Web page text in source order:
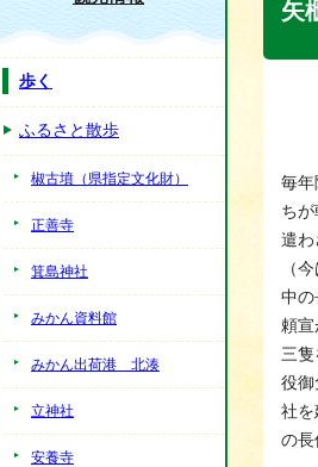
矢
毎年
ち
遣わ
（
中の
頼宣
三隻
役御
社を
の長
歩く
ふるさと散歩
椒古墳（県指定文化財）
正善寺
箕島神社
みかん資料館
みかん出荷港 北湊
立神社
安養寺